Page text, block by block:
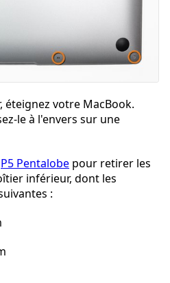
éteignez votre MacBook.
le à l'envers sur une
P5 Pentalobe pour retirer les
inférieur, dont les
: